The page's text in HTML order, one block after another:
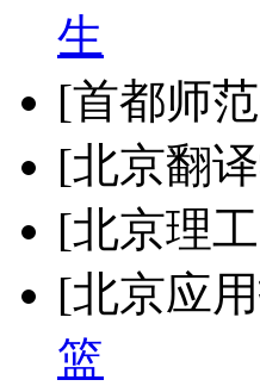
生
[首都师
[北京翻
[北京理
[北京应
篮